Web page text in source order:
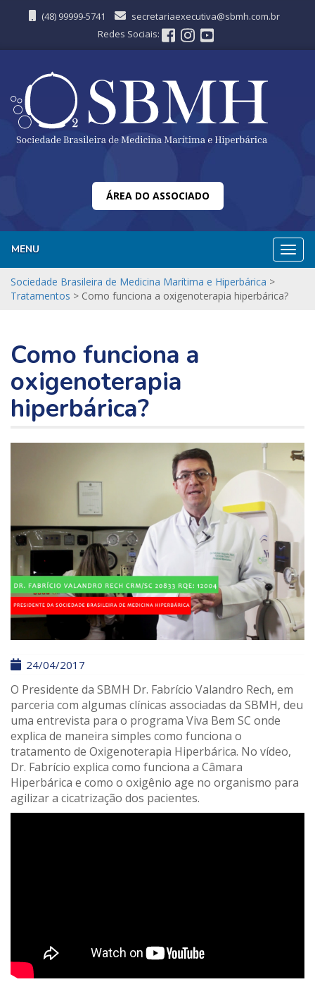
(48) 99999-5741
secretariaexecutiva@sbmh.com.br
Redes Sociais:
ÁREA DO ASSOCIADO
MENU
Sociedade Brasileira de Medicina Marítima e Hiperbárica >
Tratamentos > Como funciona a oxigenoterapia hiperbárica?
Como funciona a
oxigenoterapia
hiperbárica?
24/04/2017
O Presidente da SBMH Dr. Fabrício Valandro Rech, em
parceria com algumas clínicas associadas da SBMH, deu
uma entrevista para o programa Viva Bem SC onde
explica de maneira simples como funciona o
tratamento de Oxigenoterapia Hiperbárica. No vídeo,
Dr. Fabrício explica como funciona a Câmara
Hiperbárica e como o oxigênio age no organismo para
agilizar a cicatrização dos pacientes.